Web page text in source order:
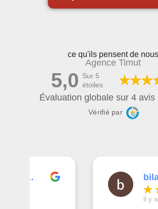
ce qu'ils pensent de nous
Agence Timut
5,0 Sur 5
étoiles
Évaluation globale sur 4 avis
Vérifié par
bilail laamari
il y a 4 mois